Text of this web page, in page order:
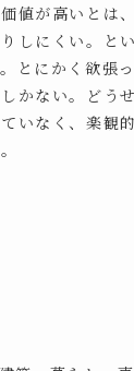
値が高いとは
しにくい。と
とにかく欲張
かない。どう
いなく、楽観